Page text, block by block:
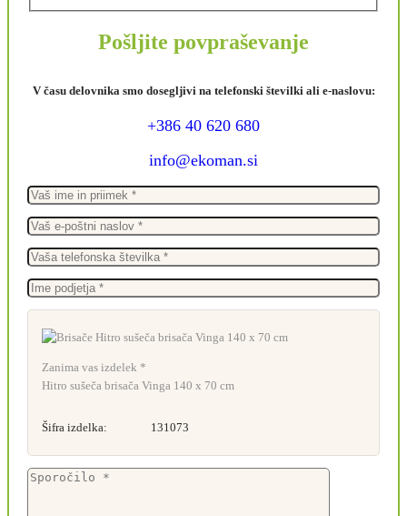
Pošljite povpraševanje
V času delovnika smo dosegljivi na telefonski številki ali e-naslovu:
+386 40 620 680
info@ekoman.si
Zanima vas izdelek *
Hitro sušeča brisača Vinga 140 x 70 cm
Šifra izdelka: 131073